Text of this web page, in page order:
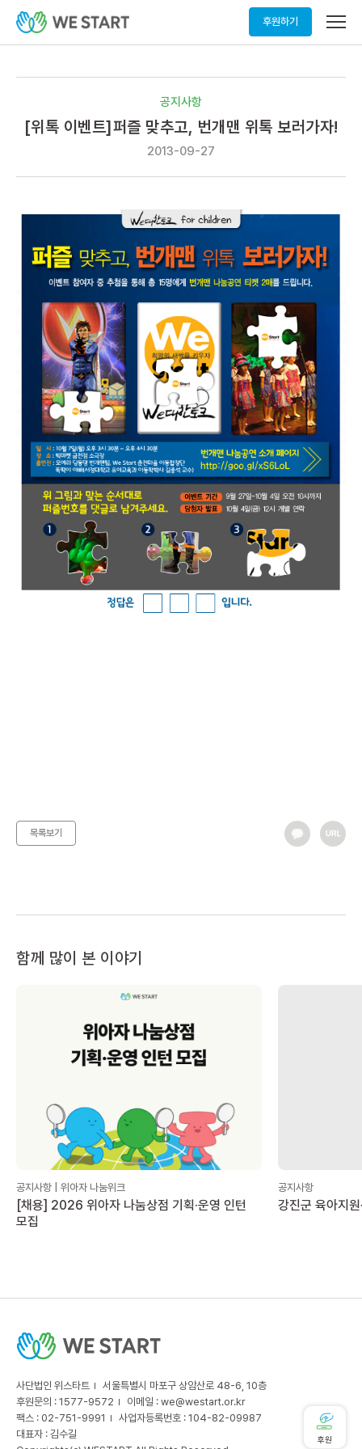
후원하기
메
열
공지사항
[위톡 이벤트]퍼즐 맞추고, 번개맨 위톡 보러가자!
2013-09-27
목록보기
함께 많이 본 이야기
공지사항 | 위아자 나눔위크
[채용] 2026 위아자 나눔상점 기획·운영 인턴
모집
공지사항
강진군 육아지
사단법인 위스타트
서울특별시 마포구 상암산로 48-6, 10층
후원문의 : 1577-9572
이메일 : we@westart.or.kr
팩스 : 02-751-9991
사업자등록번호 : 104-82-09987
대표자 : 김수길
후원